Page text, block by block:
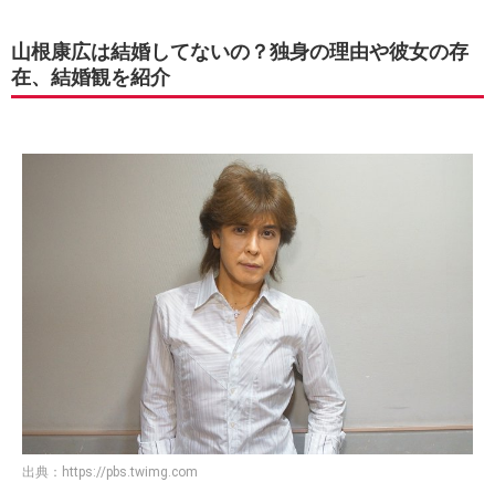
山根康広は結婚してないの？独身の理由や彼女の存
在、結婚観を紹介
出典： https://pbs.twimg.com